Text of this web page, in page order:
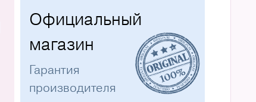
Официальный
магазин
Гарантия
производителя